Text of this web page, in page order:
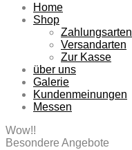
Home
Shop
Zahlungsarten
Versandarten
Zur Kasse
über uns
Galerie
Kundenmeinungen
Messen
Wow!!
Besondere Angebote